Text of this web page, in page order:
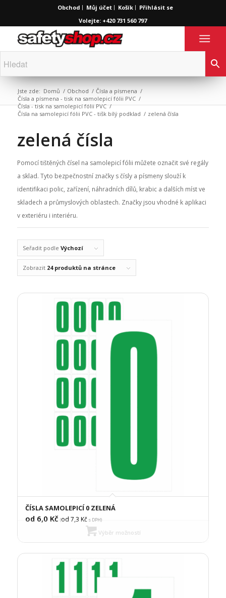
Obchod Můj účet Košík
Přihlásit se
Volejte: +420 731 560 797
Jste zde: Domů / Obchod / Čísla a písmena /
Čísla a písmena - tisk na samolepicí fólii PVC /
Čísla - tisk na samolepicí fólii PVC /
Čísla na samolepicí fólii PVC - tišk bílý podklad / zelená čísla
zelená čísla
Pomocí tištěných čísel na samolepicí fólii můžete označit své regály
a sklad. Tyto bezpečnostní značky s čísly a písmeny slouží k
identifikaci polic, zařízení, náhradních dílů, krabic a dalších míst ve
skladech a průmyslových oblastech. Značky jsou vhodné k aplikaci
v exteriéru i interiéru.
Seřadit podle Výchozí
Zobrazit 24 produktů na stránce
ČÍSLA SAMOLEPICÍ 0 ZELENÁ
od 6,0 Kč (od 7,3 Kčs DPH)
Výběr možností